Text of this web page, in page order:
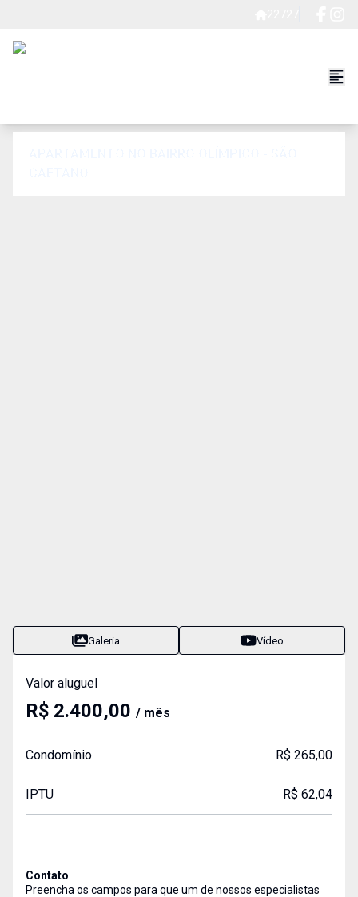
Galeria Vídeo
Valor aluguel
R$ 2.400,00 / mês
Condomínio R$ 265,00
IPTU R$ 62,04
Contato
Preencha os campos para que um de nossos especialistas